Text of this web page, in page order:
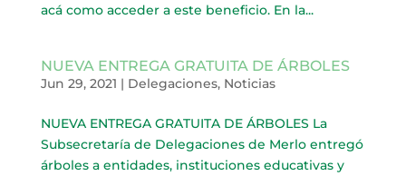
acá como acceder a este beneficio. En la...
NUEVA ENTREGA GRATUITA DE ÁRBOLES
Jun 29, 2021 | Delegaciones, Noticias
NUEVA ENTREGA GRATUITA DE ÁRBOLES La
Subsecretaría de Delegaciones de Merlo entregó
árboles a entidades, instituciones educativas y